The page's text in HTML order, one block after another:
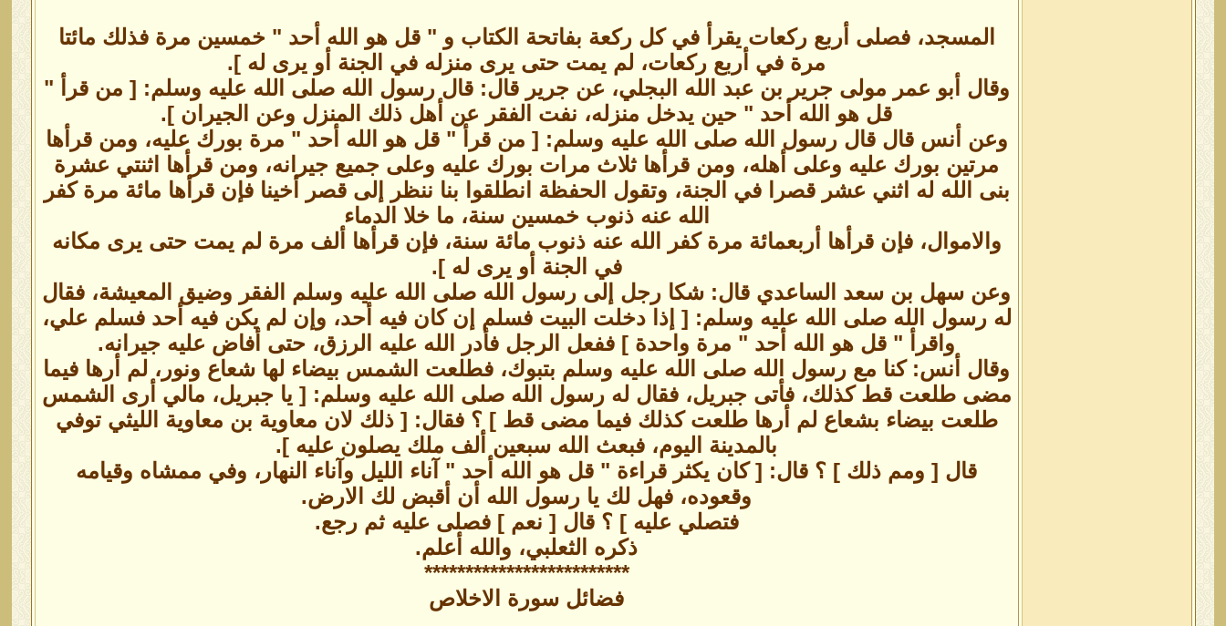
المسجد، فصلى أربع ركعات يقرأ في كل ركعة بفاتحة الكتاب و " قل هو الله أحد " خمسين مرة فذلك مائتا
مرة في أربع ركعات، لم يمت حتى يرى منزله في الجنة أو يرى له ].
وقال أبو عمر مولى جرير بن عبد الله البجلي، عن جرير قال: قال رسول الله صلى الله عليه وسلم: [ من قرأ "
قل هو الله أحد " حين يدخل منزله، نفت الفقر عن أهل ذلك المنزل وعن الجيران ].
وعن أنس قال قال رسول الله صلى الله عليه وسلم: [ من قرأ " قل هو الله أحد " مرة بورك عليه، ومن قرأها
مرتين بورك عليه وعلى أهله، ومن قرأها ثلاث مرات بورك عليه وعلى جميع جيرانه، ومن قرأها اثنتي عشرة
بنى الله له اثني عشر قصرا في الجنة، وتقول الحفظة انطلقوا بنا ننظر إلى قصر أخينا فإن قرأها مائة مرة كفر
الله عنه ذنوب خمسين سنة، ما خلا الدماء
والاموال، فإن قرأها أربعمائة مرة كفر الله عنه ذنوب مائة سنة، فإن قرأها ألف مرة لم يمت حتى يرى مكانه
في الجنة أو يرى له ].
وعن سهل بن سعد الساعدي قال: شكا رجل إلى رسول الله صلى الله عليه وسلم الفقر وضيق المعيشة، فقال
له رسول الله صلى الله عليه وسلم: [ إذا دخلت البيت فسلم إن كان فيه أحد، وإن لم يكن فيه أحد فسلم علي،
واقرأ " قل هو الله أحد " مرة واحدة ] ففعل الرجل فأدر الله عليه الرزق، حتى أفاض عليه جيرانه.
وقال أنس: كنا مع رسول الله صلى الله عليه وسلم بتبوك، فطلعت الشمس بيضاء لها شعاع ونور، لم أرها فيما
مضى طلعت قط كذلك، فأتى جبريل، فقال له رسول الله صلى الله عليه وسلم: [ يا جبريل، مالي أرى الشمس
طلعت بيضاء بشعاع لم أرها طلعت كذلك فيما مضى قط ] ؟ فقال: [ ذلك لان معاوية بن معاوية الليثي توفي
بالمدينة اليوم، فبعث الله سبعين ألف ملك يصلون عليه ].
قال [ ومم ذلك ] ؟ قال: [ كان يكثر قراءة " قل هو الله أحد " آناء الليل وآناء النهار، وفي ممشاه وقيامه
وقعوده، فهل لك يا رسول الله أن أقبض لك الارض.
فتصلي عليه ] ؟ قال [ نعم ] فصلى عليه ثم رجع.
ذكره الثعلبي، والله أعلم.
*************************
فضائل سورة الاخلاص